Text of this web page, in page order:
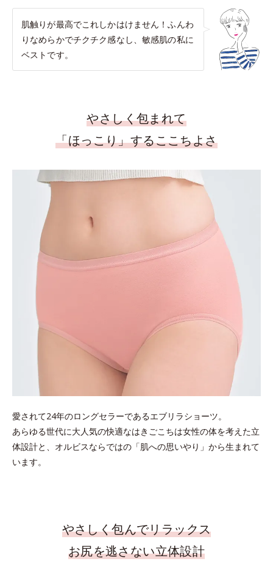
肌触りが最高でこれしかはけません！ふんわ
りなめらかでチクチク感なし、敏感肌の私に
ベストです。
やさしく包まれて
「ほっこり」するここちよさ
愛されて24年のロングセラーであるエブリラショーツ。
あらゆる世代に大人気の快適なはきごこちは女性の体を考えた立
体設計と、オルビスならではの「肌への思いやり」から生まれて
います。
やさしく包んでリラックス
お尻を逃さない立体設計